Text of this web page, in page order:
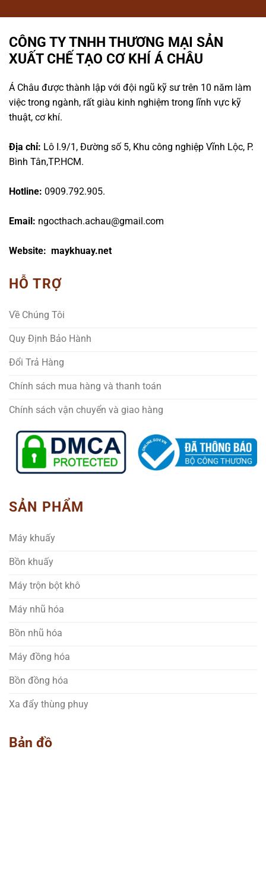
CÔNG TY TNHH THƯƠNG MẠI SẢN
XUẤT CHẾ TẠO CƠ KHÍ Á CHÂU
Á Châu được thành lập với đội ngũ kỹ sư trên 10 năm làm
việc trong ngành, rất giàu kinh nghiệm trong lĩnh vực kỹ
thuật, cơ khí.
Địa chỉ: Lô I.9/1, Đường số 5, Khu công nghiệp Vĩnh Lộc, P.
Bình Tân,TP.HCM.
Hotline: 0909.792.905.
Email: ngocthach.achau@gmail.com
Website: maykhuay.net
HỖ TRỢ
Về Chúng Tôi
Quy Định Bảo Hành
Đổi Trả Hàng
Chính sách mua hàng và thanh toán
Chính sách vận chuyển và giao hàng
SẢN PHẨM
Máy khuấy
Bồn khuấy
Máy trộn bột khô
Máy nhũ hóa
Bồn nhũ hóa
Máy đồng hóa
Bồn đồng hóa
Xa đẩy thùng phuy
Bản đồ